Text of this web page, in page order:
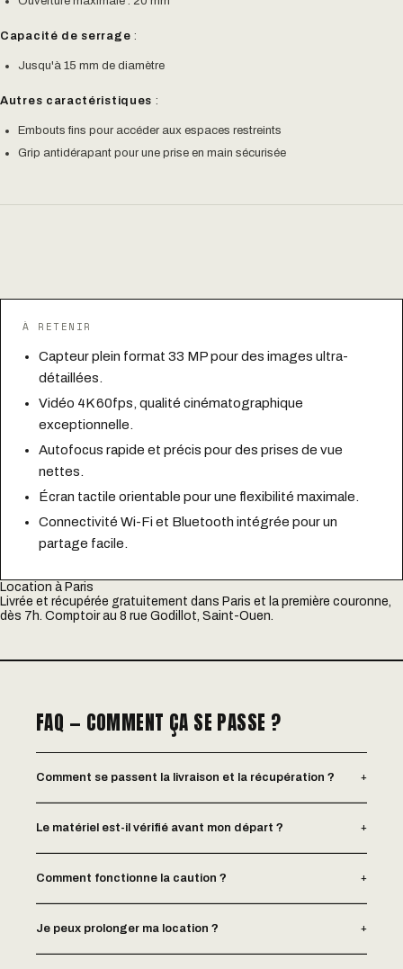
Capacité de serrage :
Jusqu'à 15 mm de diamètre
Autres caractéristiques :
Embouts fins pour accéder aux espaces restreints
Grip antidérapant pour une prise en main sécurisée
À RETENIR
Capteur plein format 33 MP pour des images ultra-
détaillées.
Vidéo 4K 60fps, qualité cinématographique
exceptionnelle.
Autofocus rapide et précis pour des prises de vue
nettes.
Écran tactile orientable pour une flexibilité maximale.
Connectivité Wi-Fi et Bluetooth intégrée pour un
partage facile.
Location à Paris
Livrée et récupérée gratuitement dans Paris et la première couronne,
dès 7h. Comptoir au 8 rue Godillot, Saint-Ouen.
FAQ — COMMENT ÇA SE PASSE ?
Comment se passent la livraison et la récupération ? +
Le matériel est-il vérifié avant mon départ ? +
Comment fonctionne la caution ? +
Je peux prolonger ma location ? +